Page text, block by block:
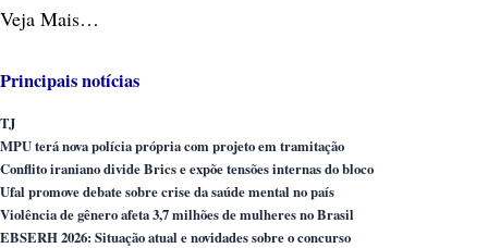
Veja Mais…
Principais notícias
TJ
MPU terá nova polícia própria com projeto em tramitação
Conflito iraniano divide Brics e expõe tensões internas do bloco
Ufal promove debate sobre crise da saúde mental no país
Violência de gênero afeta 3,7 milhões de mulheres no Brasil
EBSERH 2026: Situação atual e novidades sobre o concurso